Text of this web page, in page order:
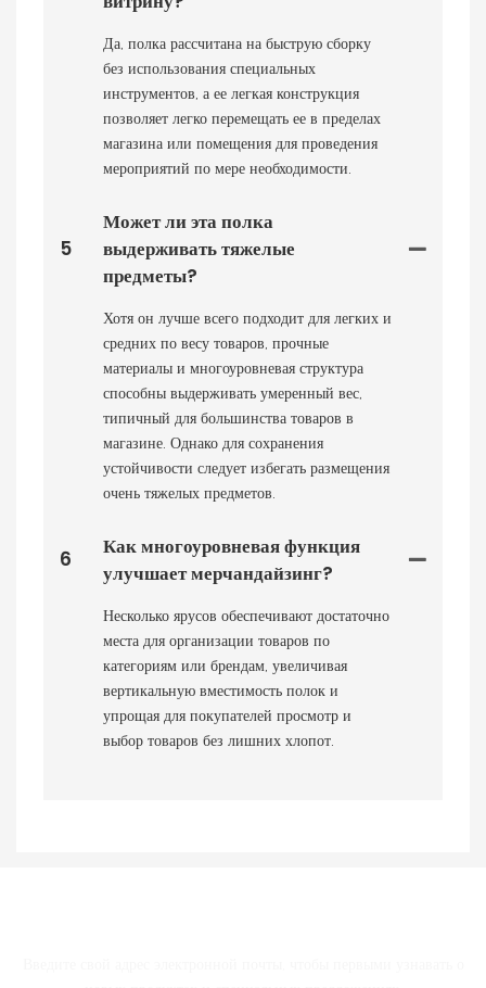
Да, полка рассчитана на быструю сборку
без использования специальных
инструментов, а ее легкая конструкция
позволяет легко перемещать ее в пределах
магазина или помещения для проведения
мероприятий по мере необходимости.
5
Может ли эта полка
выдерживать тяжелые
предметы?
Хотя он лучше всего подходит для легких и
средних по весу товаров, прочные
материалы и многоуровневая структура
способны выдерживать умеренный вес,
типичный для большинства товаров в
магазине. Однако для сохранения
устойчивости следует избегать размещения
очень тяжелых предметов.
6
Как многоуровневая функция
улучшает мерчандайзинг?
Несколько ярусов обеспечивают достаточно
места для организации товаров по
категориям или брендам, увеличивая
вертикальную вместимость полок и
упрощая для покупателей просмотр и
выбор товаров без лишних хлопот.